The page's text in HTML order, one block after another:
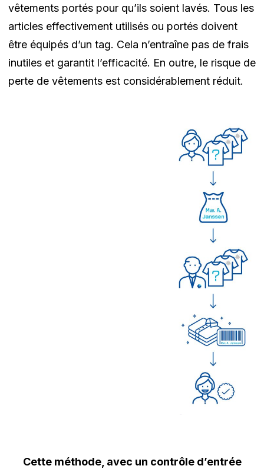
vêtements portés pour qu’ils soient lavés. Tous les
articles effectivement utilisés ou portés doivent
être équipés d’un tag. Cela n’entraîne pas de frais
inutiles et garantit l’efficacité. En outre, le risque de
perte de vêtements est considérablement réduit.
Cette méthode, avec un contrôle d’entrée